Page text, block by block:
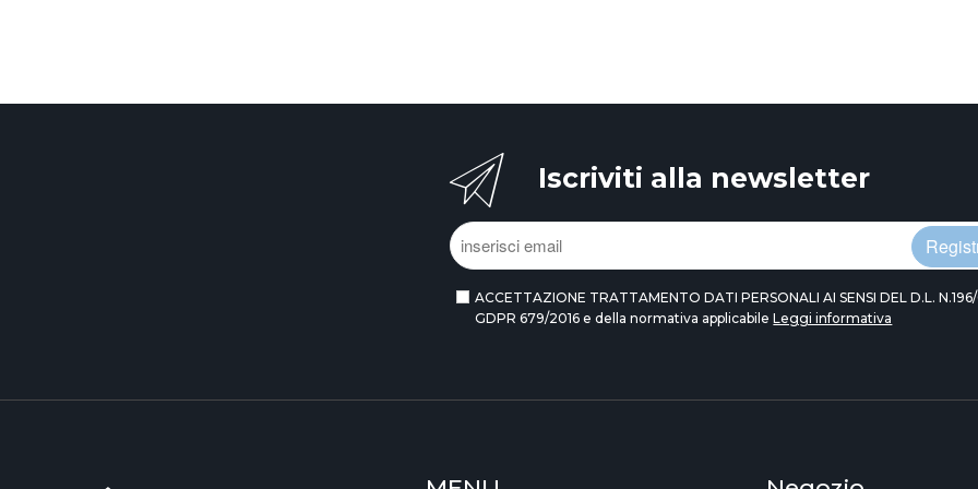
Iscriviti alla newsletter
ACCETTAZIONE TRATTAMENTO DATI PERSONALI AI SENSI DEL D.L.
GDPR 679/2016 e della normativa applicabileLeggi informativa